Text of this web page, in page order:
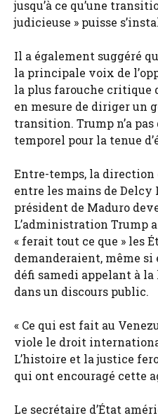
jusqu’à ce qu’une
judicieuse » puisse
Il a également suggéré
la principale voix de
la plus farouche critique
en mesure de diriger un
transition. Trump n’a pas
temporel pour la tenue
Entre-temps, la
entre les mains de Delcy
président de Maduro
L’administration Trump
« ferait tout ce que » les
demanderaient, même si
défi samedi appelant à
dans un discours public.
« Ce qui est fait au
viole le droit
L’histoire et la justice
qui ont encouragé cette
Le secrétaire d’État